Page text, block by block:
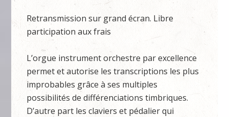
Retransmission sur grand écran. Libre
participation aux frais
L’orgue instrument orchestre par excellence
permet et autorise les transcriptions les plus
improbables grâce à ses multiples
possibilités de différenciations timbriques.
D’autre part les claviers et pédalier qui